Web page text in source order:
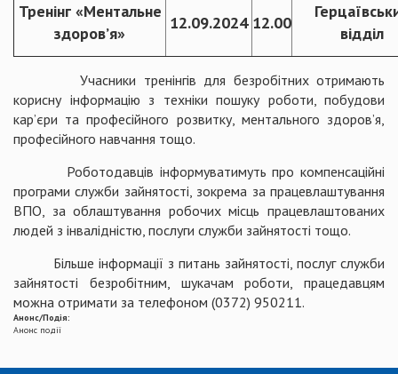
Тренінг «Ментальне
здоров’я»
12.09.2024 12.00
відділ
Учасники тренінгів для безробітних отримають
корисну інформацію з техніки пошуку роботи, побудови
кар’єри та професійного розвитку, ментального здоров’я,
професійного навчання тощо.
Роботодавців інформуватимуть про компенсаційні
програми служби зайнятості, зокрема за працевлаштування
ВПО, за облаштування робочих місць працевлаштованих
людей з інвалідністю, послуги служби зайнятості тощо.
Більше інформації з питань зайнятості, послуг служби
зайнятості безробітним, шукачам роботи, працедавцям
можна отримати за телефоном (0372) 950211.
Анонс/Подія:
Анонс події